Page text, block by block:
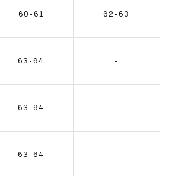
60-61 62-63
63-64 -
63-64 -
63-64 -